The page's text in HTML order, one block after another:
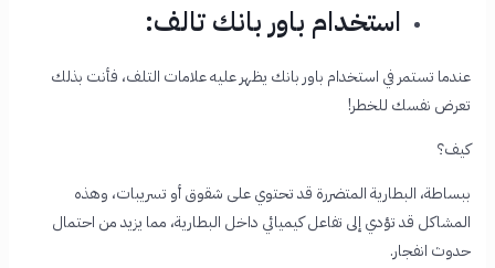
استخدام باور بانك تالف:
عندما تستمر في استخدام باور بانك يظهر عليه علامات التلف، فأنت بذلك
تعرض نفسك للخطر!
كيف؟
ببساطة، البطارية المتضررة قد تحتوي على شقوق أو تسريبات، وهذه
المشاكل قد تؤدي إلى تفاعل كيميائي داخل البطارية، مما يزيد من احتمال
حدوث انفجار.